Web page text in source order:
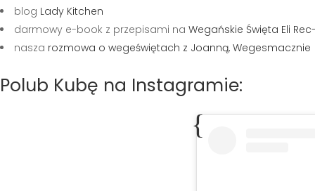
blog Lady Kitchen
darmowy e-book z przepisami na Wegańskie Święta Eli
nasza rozmowa o wegeświętach z Joanną, Wegesmacznie
Polub Kubę na Instagramie: